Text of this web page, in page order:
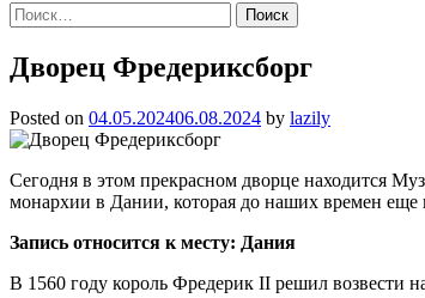
Найти:
Дворец Фредериксборг
Posted on 04.05.202406.08.2024 by lazily
Сегодня в этом прекрасном дворце находится
монархии в Дании, которая до наших времен еще
Запись относится к месту: Дания
В 1560 году король Фредерик II решил возвести